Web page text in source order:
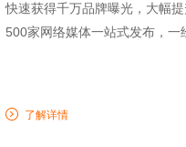
快速获得千万品牌曝光，大幅
500家网络媒体一站式发布，
了解详情